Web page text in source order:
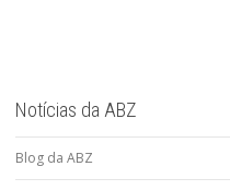
Notícias da ABZ
Blog da ABZ